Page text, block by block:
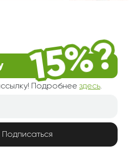
Подробнее здесь.
Подписаться